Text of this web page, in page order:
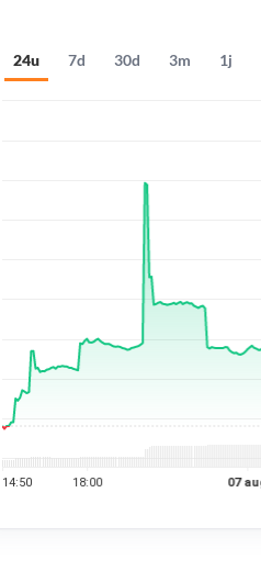
24u 7d 30d 3m 1j